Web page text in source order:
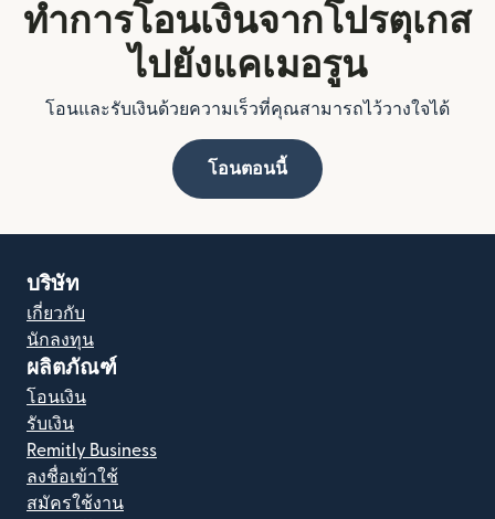
ทำการโอนเงินจากโปรตุเกส
ไปยังแคเมอรูน
โอนและรับเงินด้วยความเร็วที่คุณสามารถไว้วางใจได้
โอนตอนนี้
บริษัท
เกี่ยวกับ
นักลงทุน
ผลิตภัณฑ์
โอนเงิน
รับเงิน
Remitly Business
ลงชื่อเข้าใช้
สมัครใช้งาน